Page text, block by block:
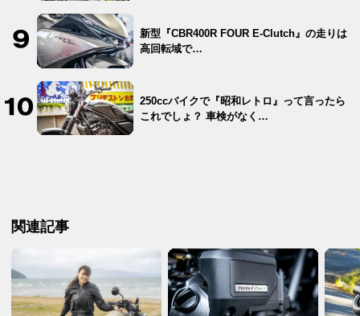
新型『CBR400R FOUR E-Clutch』の走りは
高回転域で…
250ccバイクで『昭和レトロ』って言ったら
これでしょ？ 車検がなく…
関連記事